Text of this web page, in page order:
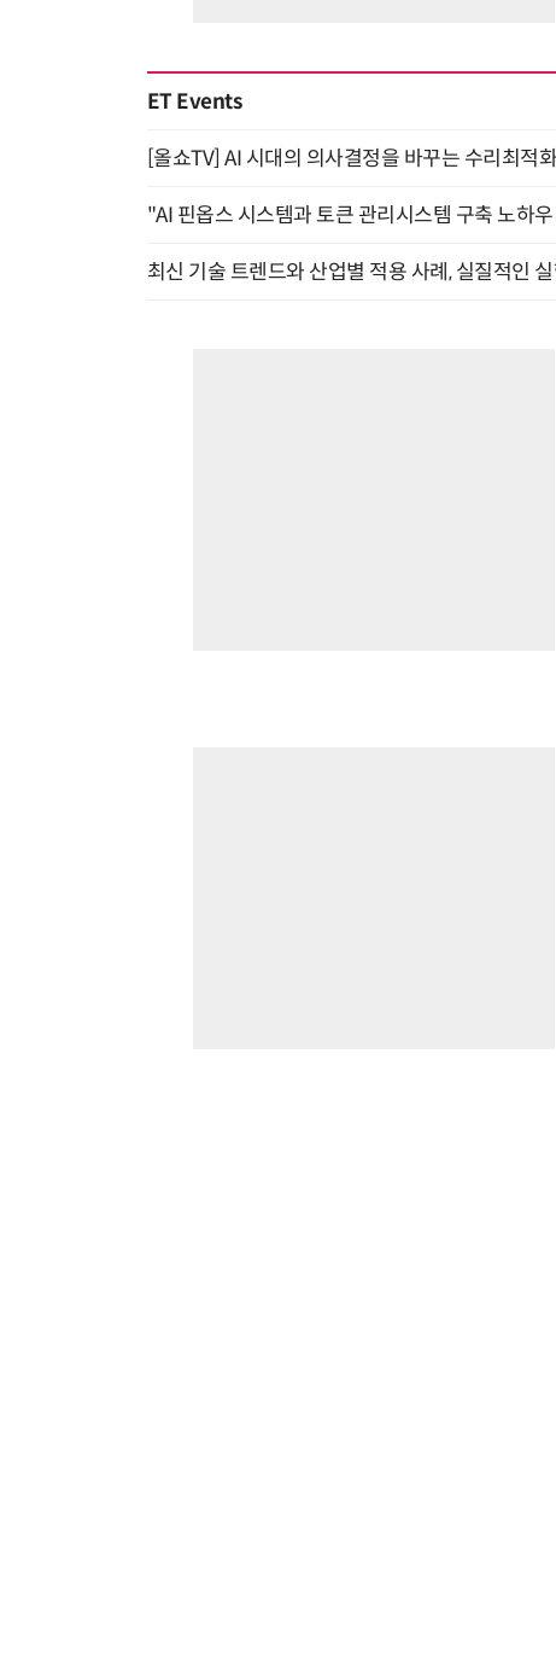
ET Events
[올쇼TV] AI 시대의 의사결정을 바꾸는 수리최
"AI 핀옵스 시스템과 토큰 관리시스템 구축 노하
최신 기술 트렌드와 산업별 적용 사례, 실질적인